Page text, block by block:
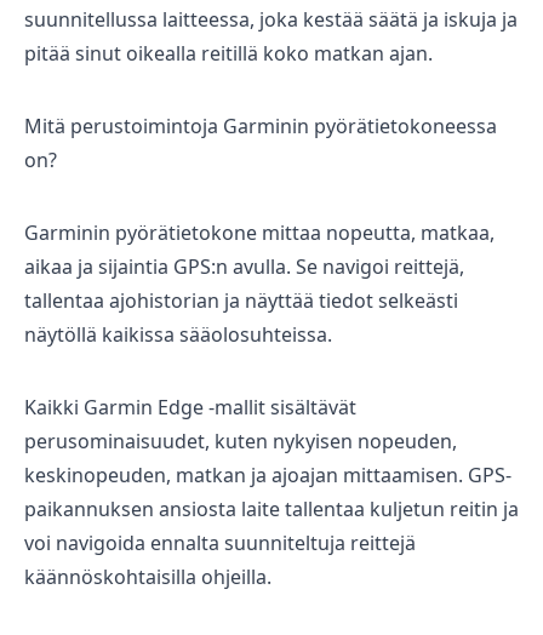
Komponentit
Katso koko valikoima
suunnitellussa laitteessa, joka kestää säätä ja iskuja ja
pitää sinut oikealla reitillä koko matkan ajan.
Mitä perustoimintoja Garminin pyörätietokoneessa
on?
Garminin pyörätietokone mittaa nopeutta, matkaa,
aikaa ja sijaintia GPS:n avulla. Se navigoi reittejä,
tallentaa ajohistorian ja näyttää tiedot selkeästi
näytöllä kaikissa sääolosuhteissa.
Kaikki Garmin Edge -mallit sisältävät
perusominaisuudet, kuten nykyisen nopeuden,
keskinopeuden, matkan ja ajoajan mittaamisen. GPS-
paikannuksen ansiosta laite tallentaa kuljetun reitin ja
voi navigoida ennalta suunniteltuja reittejä
käännöskohtaisilla ohjeilla.